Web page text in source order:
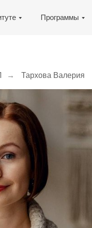
Программы
→ Тархова Валерия